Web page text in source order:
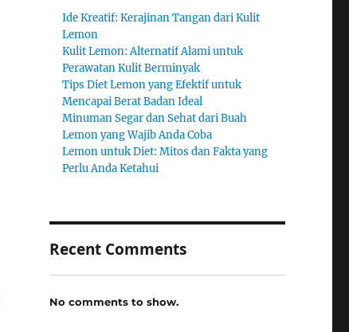
Ide Kreatif: Kerajinan Tangan dari Kulit
Lemon
Kulit Lemon: Alternatif Alami untuk
Perawatan Kulit Berminyak
Tips Diet Lemon yang Efektif untuk
Mencapai Berat Badan Ideal
Minuman Segar dan Sehat dari Buah
Lemon yang Wajib Anda Coba
Lemon untuk Diet: Mitos dan Fakta yang
Perlu Anda Ketahui
Recent Comments
No comments to show.